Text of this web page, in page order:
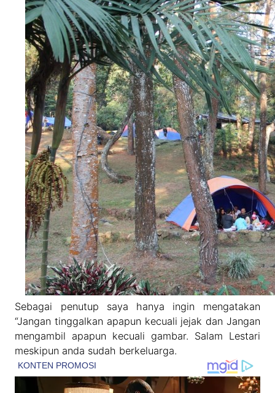
Sebagai penutup saya hanya ingin mengatakan
“Jangan tinggalkan apapun kecuali jejak dan Jangan
mengambil apapun kecuali gambar. Salam Lestari
meskipun anda sudah berkeluarga.